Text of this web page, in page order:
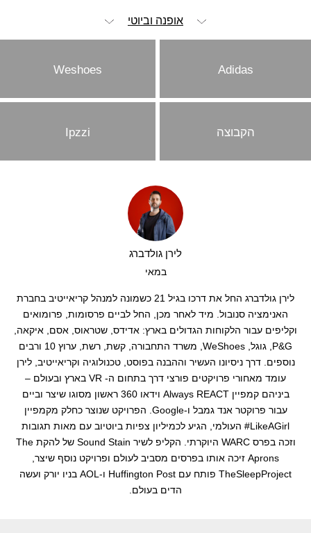
אופנה וביוטי
אנימציה ופוסט
ילדים
מזון ומשקאות
סטוריטלינג
קליפים
קריינות
עריכה
Adidas
Weshoes
הקבוצה Ipzzi
לירן גולדברג
במאי
לירן גולדברג החל את דרכו בגיל 21 כשמונה למנהל קריאייטיב בחברת
האנימציה סנובול. מיד לאחר מכן, החל לביים פרסומות, פרומואים
וקליפים עבור הלקוחות הגדולים בארץ: אדידס, שטראוס, אסם, איקאה,
P&G, גוגל, WeShoes, משרד התחבורה, קשת, רשת, ערוץ 10 ורבים
נוספים. דרך ניסיונו העשיר וההבנה בפוסט, טכנולוגיה וקריאייטיב, לירן
עומד מאחורי פרויקטים פורצי דרך בתחום ה- VR בארץ ובעולם –
ביניהם קמפיין Always REACT וידאו 360 ראשון מסוגו שיצר וביים
עבור פרוקטר אנד גמבל ו-Google. הפרויקט שנוצר כחלק מקמפיין
LikeAGirl# העולמי, הגיע לכמיליון צפיות ביוטיוב עם מאות תגובות
וזכה בפרס WARC היוקרתי. הקליפ לשיר Sound Stain של להקת The
Aprons זיכה אותו בפרסים מסביב לעולם ופרויקט נוסף שיצר,
TheSleepProject פותח עם Huffington Post ו-AOL בניו יורק ועשה
הדים בעולם.